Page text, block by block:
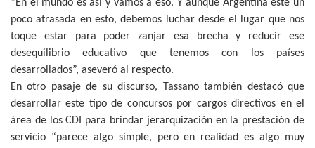
“En el mundo es así y vamos a eso. Y aunque Argentina esté un
poco atrasada en esto, debemos luchar desde el lugar que nos
toque estar para poder zanjar esa brecha y reducir ese
desequilibrio educativo que tenemos con los países
desarrollados”, aseveró al respecto.
En otro pasaje de su discurso, Tassano también destacó que
desarrollar este tipo de concursos por cargos directivos en el
área de los CDI para brindar jerarquización en la prestación de
servicio “parece algo simple, pero en realidad es algo muy